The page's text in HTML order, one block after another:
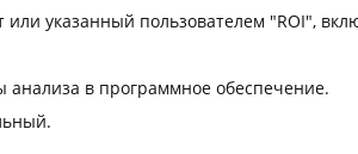
указанный пользователем "ROI",
анализа в программное обеспечение.